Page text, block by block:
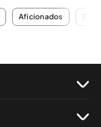
Aficionados